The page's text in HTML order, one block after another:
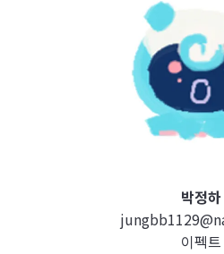
박정하
이펙트